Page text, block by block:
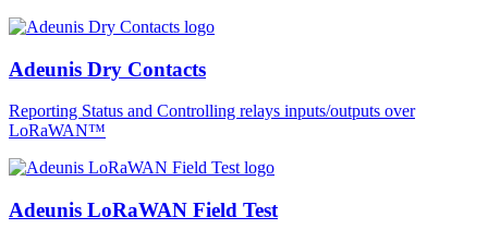
Adeunis Dry Contacts
Reporting Status and Controlling relays inputs/outputs over
LoRaWAN™
Adeunis LoRaWAN Field Test